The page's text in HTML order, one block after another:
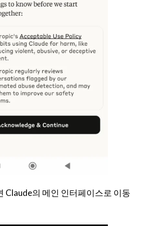
Claude의 메인 인터페이스로 이동